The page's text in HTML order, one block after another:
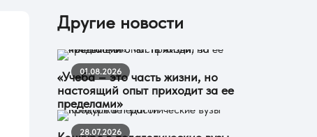
Другие новости
01.08.2026
«Учеба – это часть жизни, но
настоящий опыт приходит за ее
пределами»
28.07.2026